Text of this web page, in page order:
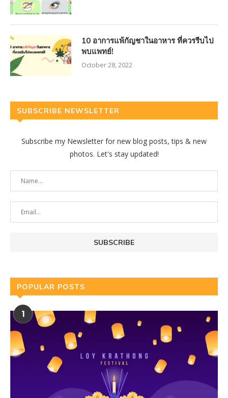
10 อาการแพ้กัญชาในอาหาร ที่ควรรีบไป
พบแพทย์!
October 28, 2022
SUBSCRIBE NEWSLETTER
Subscribe my Newsletter for new blog posts, tips & new
photos. Let's stay updated!
POPULAR POSTS
1